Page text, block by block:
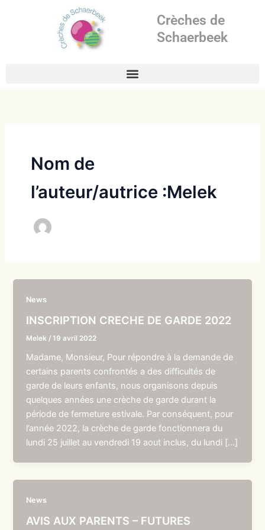
Crèches de
Schaerbeek
Nom de
l’auteur/autrice :Melek
News
INSCRIPTION CRECHE DE GARDE 2022
Melek /19 avril 2022
Madame, Monsieur, Pour répondre à la demande de
certains parents confrontés a des difficultés de
garde de leurs enfants, nous organisons depuis
quelques années une crèche de garde durant la
période de fermeture estivale. Par conséquent, pour
l’année 2022, la crèche de garde fonctionnera du
lundi 25 juillet au vendredi 19 aout inclus, du lundi […]
News
AVIS AUX PARENTS – FUTURES